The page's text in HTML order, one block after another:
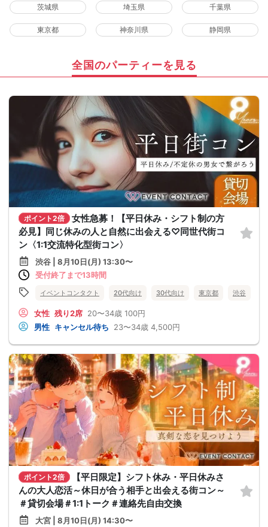
茨城県 埼玉県 千葉県
東京都 神奈川県 静岡県
全国のパーティーを見る
ポイント2倍
女性急募！【平日休み・シフト制の方
必見】同じ休みの人と自然に出会える♡同世代街コ
ン〈1:1交流特化型街コン〉
渋谷 | 8月10日(月) 13:30〜
受付終了まで13時間
イベントコンタクト 20代向け 30代向け 東京都 渋谷
女性 残り2席 20〜34歳 100円
男性 キャンセル待ち 23〜34歳 4,500円
ポイント2倍
【平日限定】シフト休み・平日休みさ
んの大人恋活～休日が合う相手と出会える街コン～
＃貸切会場＃1:1トーク＃連絡先自由交換
大宮 | 8月10日(月) 14:30〜